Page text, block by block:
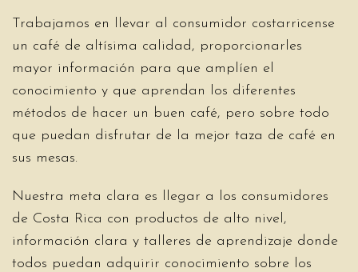
Trabajamos en llevar al consumidor costarricense
un café de altísima calidad, proporcionarles
mayor información para que amplíen el
conocimiento y que aprendan los diferentes
métodos de hacer un buen café, pero sobre todo
que puedan disfrutar de la mejor taza de café en
sus mesas.
Nuestra meta clara es llegar a los consumidores
de Costa Rica con productos de alto nivel,
información clara y talleres de aprendizaje donde
todos puedan adquirir conocimiento sobre los